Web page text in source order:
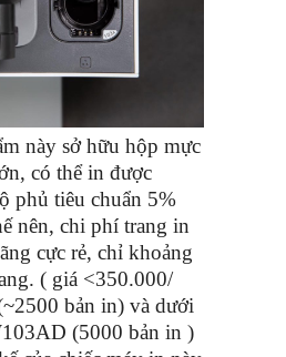
này sở hữu hộp mực
có thể in được
phủ tiêu chuẩn 5%
nên, chi phí trang in
cực rẻ, chỉ khoảng
( giá <350.000/
bản in) và dưới
(5000 bản in )